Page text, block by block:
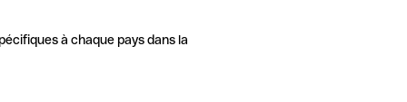
à chaque pays dans la